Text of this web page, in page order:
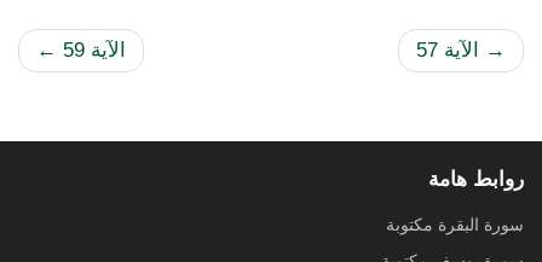
الآية 59 ← → الآية 57
روابط هامة
سورة البقرة مكتوبة